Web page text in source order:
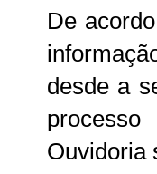
De
desde a
Ouvidoria